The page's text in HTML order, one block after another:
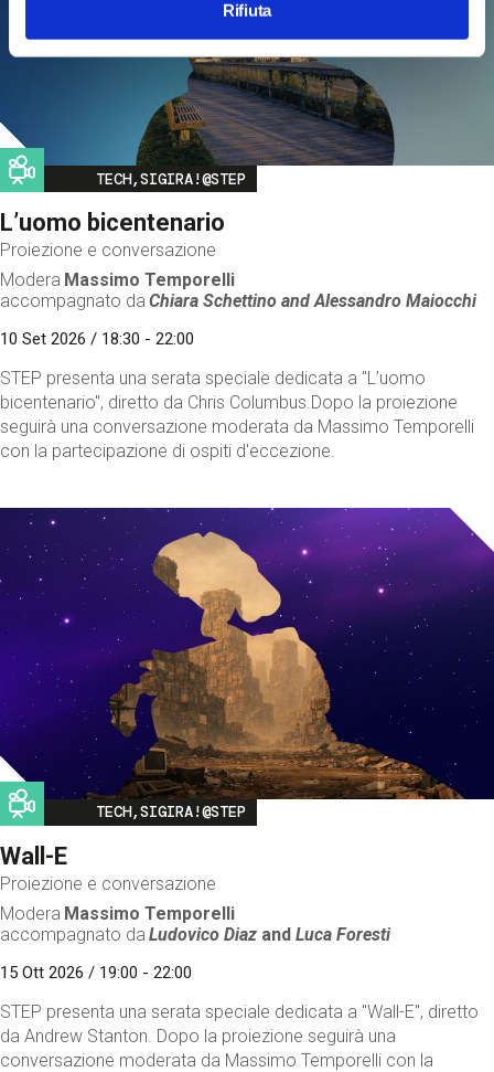
Rifiuta
Image
TECH,SIGIRA!@STEP
L’uomo bicentenario
Proiezione e conversazione
Modera Massimo Temporelli
accompagnato da Chiara Schettino andAlessandro Maiocchi
10 Set 2026 / 18:30 - 22:00
STEP presenta una serata speciale dedicata a "L’uomo
bicentenario", diretto da Chris Columbus.Dopo la proiezione
seguirà una conversazione moderata da Massimo Temporelli
con la partecipazione di ospiti d'eccezione.
Image
TECH,SIGIRA!@STEP
Wall-E
Proiezione e conversazione
Modera Massimo Temporelli
accompagnato da Ludovico Diaz andLuca Foresti
15 Ott 2026 / 19:00 - 22:00
STEP presenta una serata speciale dedicata a "Wall-E", diretto
da Andrew Stanton. Dopo la proiezione seguirà una
conversazione moderata da Massimo Temporelli con la